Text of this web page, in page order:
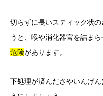
切らずに長いスティック状
うと、喉や消化器官を詰まら
危険があります。
下処理が済んださやいんげ